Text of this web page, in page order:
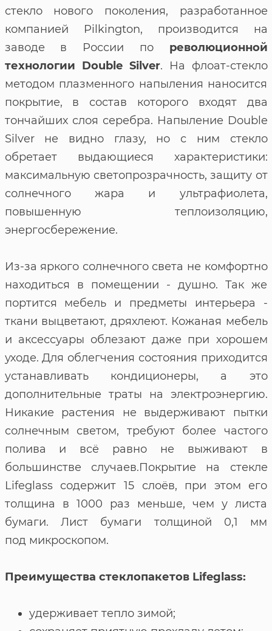
стекло нового поколения, разработанное
компанией Pilkington, производится на
заводе в России по революционной
технологии Double Silver. На флоат-стекло
методом плазменного напыления наносится
покрытие, в состав которого входят два
тончайших слоя серебра. Напыление Double
Silver не видно глазу, но с ним стекло
обретает выдающиеся характеристики:
максимальную светопрозрачность, защиту от
солнечного жара и ультрафиолета,
повышенную теплоизоляцию,
энергосбережение.
Из-за яркого солнечного света не комфортно
находиться в помещении - душно. Так же
портится мебель и предметы интерьера -
ткани выцветают, дряхлеют. Кожаная мебель
и аксессуары облезают даже при хорошем
уходе. Для облегчения состояния приходится
устанавливать кондиционеры, а это
дополнительные траты на электроэнергию.
Никакие растения не выдерживают пытки
солнечным светом, требуют более частого
полива и всё равно не выживают в
большинстве случаев.Покрытие на стекле
Lifeglass содержит 15 слоёв, при этом его
толщина в 1000 раз меньше, чем у листа
бумаги. Лист бумаги толщиной 0,1 мм
под микроскопом.
Преимущества стеклопакетов Lifeglass:
удерживает тепло зимой;